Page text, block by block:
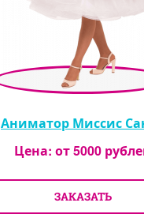
Аниматор Миссис
Цена: от5000
ЗАКАЗАТЬ